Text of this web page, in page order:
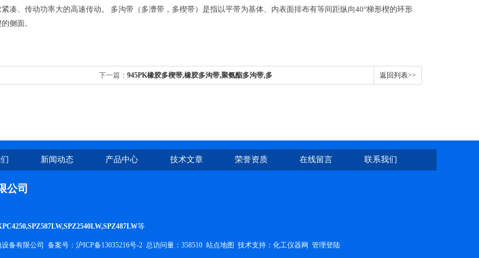
凑、传动功率大的高速传动。 多沟带（多漕带，多楔带）是指以平带为基体、内表面排布有等间距纵向40°梯形楔的环形
侧面。
下一篇： 945PK橡胶多楔带,橡胶多沟带,聚氨酯多沟带,多 返回列表>>
新闻动态 产品中心 技术文章 荣誉资质 在线留言 联系我们
公司
等
备有限公司 备案号：沪ICP备13035216号-2 总访问量：358510 站点地图 技术支持： 化工仪器网 管理登陆